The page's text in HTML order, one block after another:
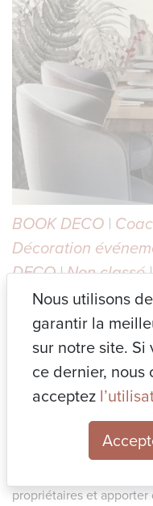
BOOK DECO |
Décoration
DECO|Non classé|
Qu’il soit fleuri ,
peint a fait son grand
plusieurs années.
Il y en a pour tous les
l’utiliserez pour donner
permet de
encore apporter la
propriétaires et apporter
Nous utilisons
garantir la
sur notre site.
ce dernier, nous
acceptez